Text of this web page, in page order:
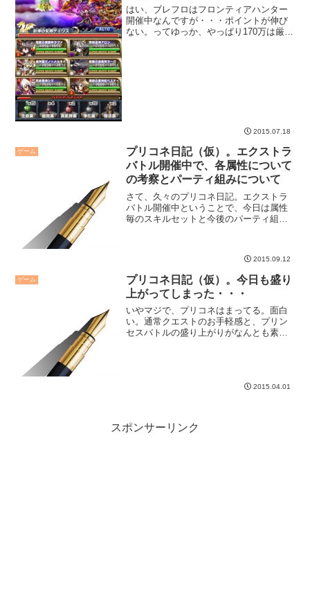
はい、ブレフロはフロンティアハンター
開催中なんですが・・・ポイントが伸び
ない。ってゆっか、やっぱり170万は厳し
2015.07.18
ゲーム
プリコネ日記（仮）。エクストラ
バトル開催中で、各属性について
の考察とパーティ組みについて
さて、久々のプリコネ日記。エクストラ
バトル開催中ということで、今日は属性
毎のスキルセットと今後のパーティ組み
2015.09.12
ゲーム
プリコネ日記（仮）。今日も盛り
上がってしまった・・・
いやマジで、プリコネはまってる。面白
い。通常クエストのお手軽感と、プリン
セスバトルの盛り上がりがなんとも素晴
2015.04.01
スポンサーリンク